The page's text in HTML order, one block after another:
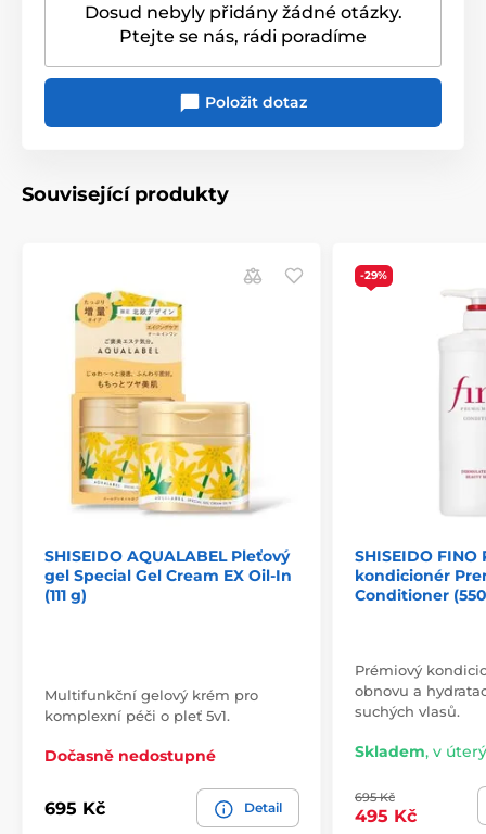
Dosud nebyly přidány žádné otázky.
Ptejte se nás, rádi poradíme
Položit dotaz
Související produkty
SHISEIDO AQUALABEL Pleťový
gel Special Gel Cream EX Oil-In
(111 g)
Multifunkční gelový krém pro
komplexní péči o pleť 5v1.
Dočasně nedostupné
695 Kč Detail
-29%
SHISEIDO FINO
kondicionér
Conditioner
Prémiový
obnovu a
suchých vlasů.
Skladem, v úterý
695 Kč
495 Kč